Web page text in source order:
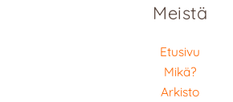
Meistä
Etusivu
Mikä?
Arkisto